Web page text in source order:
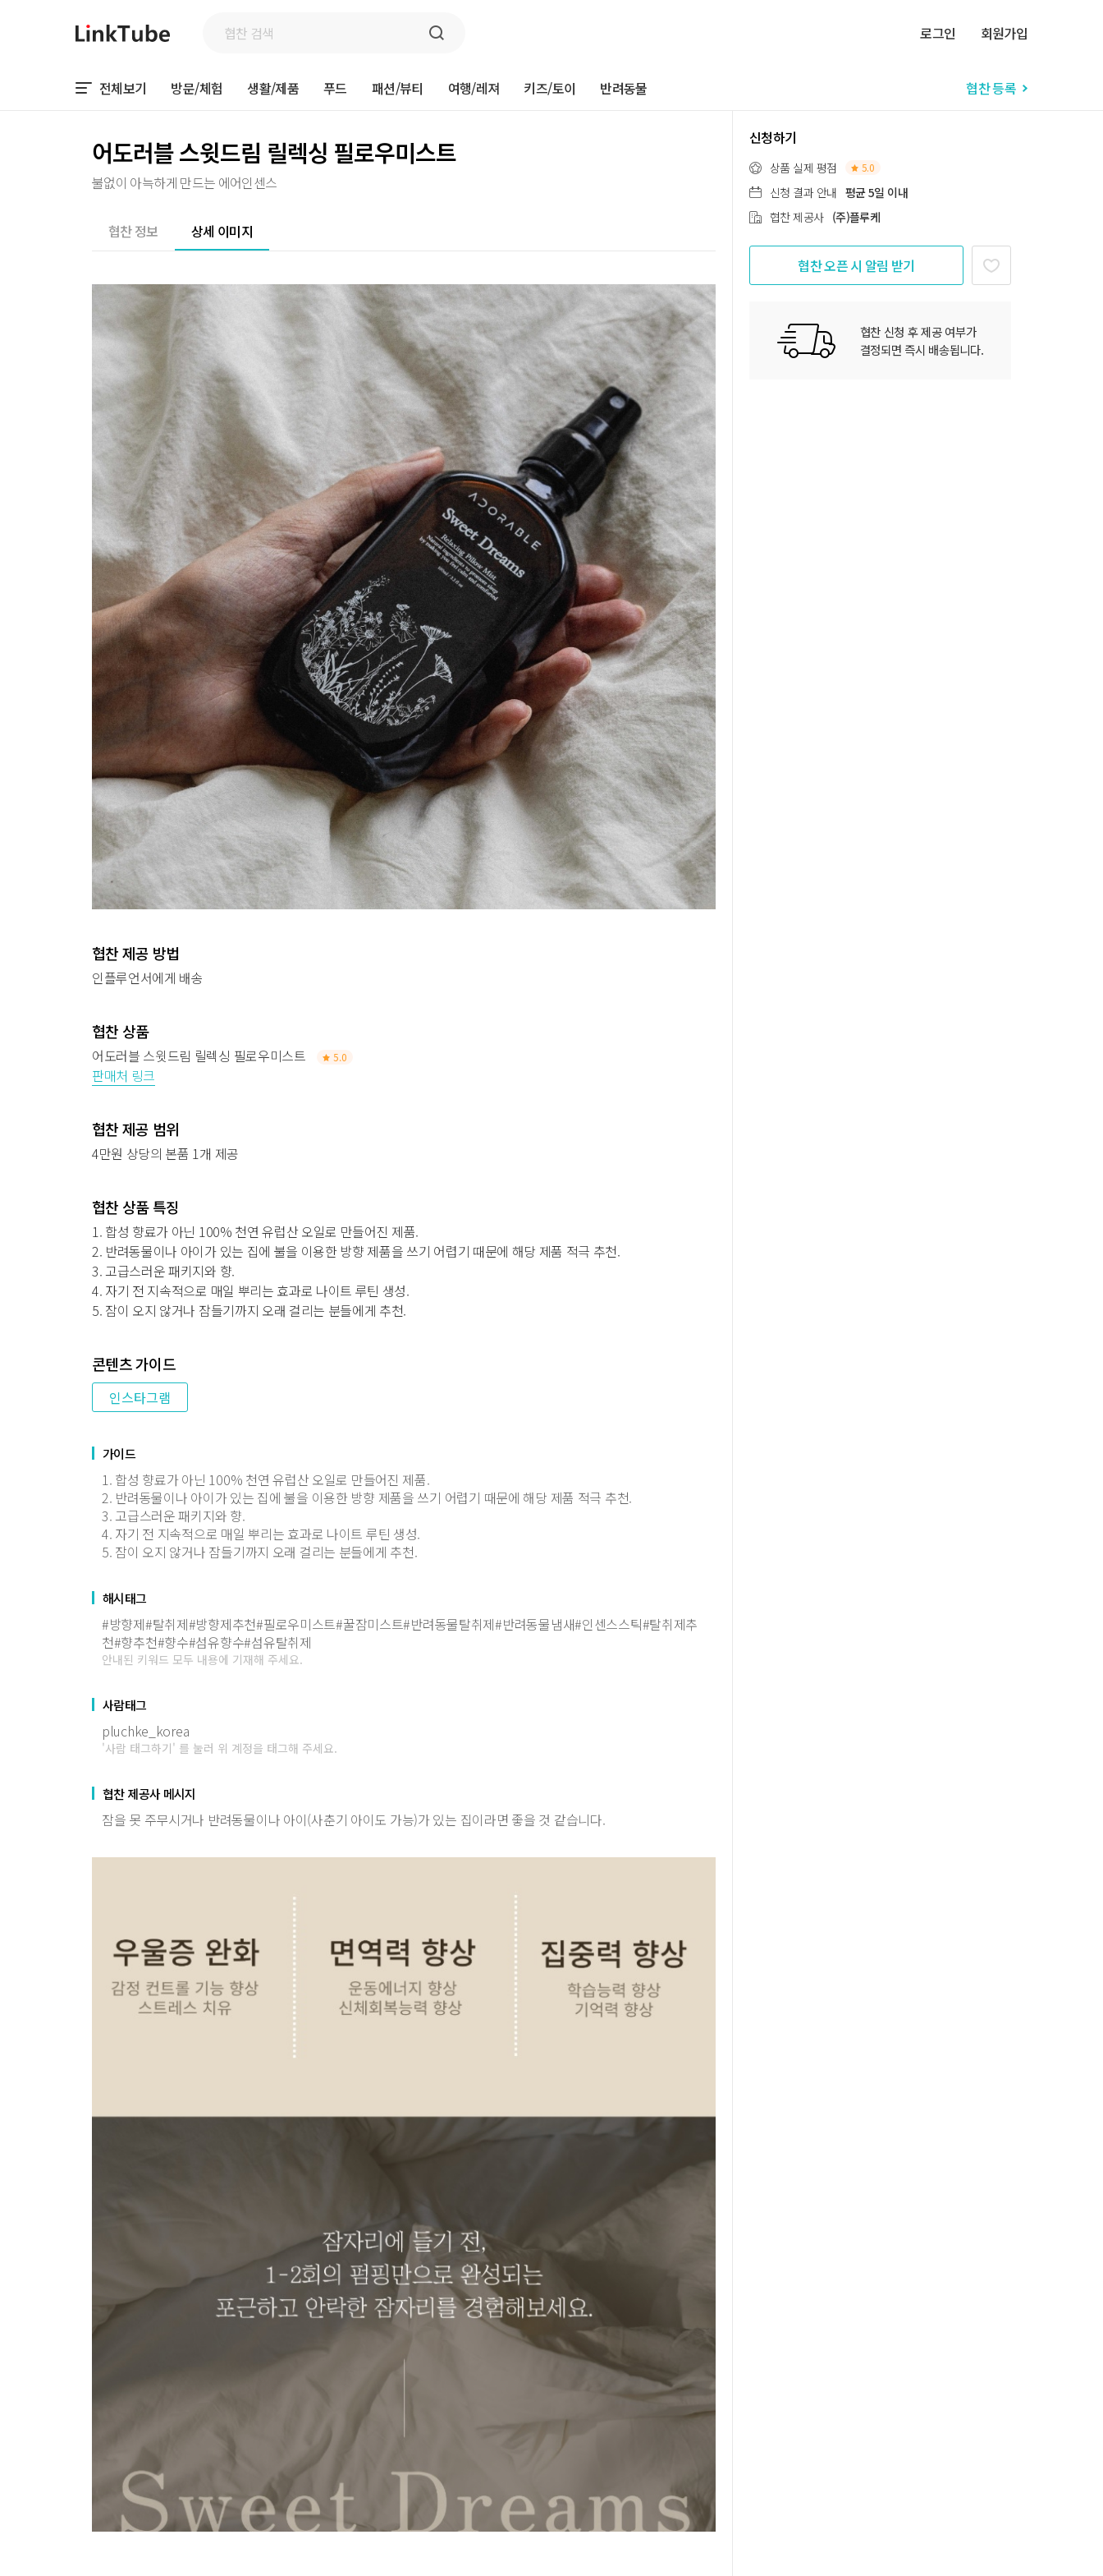
로그인 회원가입
전체보기 방문/체험 생활/제품 푸드 패션/뷰티 여행/레져 키즈/토이 반려동물 협찬 등록
어도러블 스윗드림 릴렉싱 필로우미스트
불없이 아늑하게 만드는 에어인센스
협찬 정보 상세 이미지
협찬 제공 방법
인플루언서에게 배송
협찬 상품
어도러블 스윗드림 릴렉싱 필로우미스트 5.0
판매처 링크
협찬 제공 범위
4만원 상당의 본품 1개 제공
협찬 상품 특징
1. 합성 향료가 아닌 100% 천연 유럽산 오일로 만들어진 제품.
2. 반려동물이나 아이가 있는 집에 불을 이용한 방향 제품을 쓰기 어렵기 때문에 해당 제품 적극 추천.
3. 고급스러운 패키지와 향.
4. 자기 전 지속적으로 매일 뿌리는 효과로 나이트 루틴 생성.
5. 잠이 오지 않거나 잠들기까지 오래 걸리는 분들에게 추천.
콘텐츠 가이드
인스타그램
가이드
1. 합성 향료가 아닌 100% 천연 유럽산 오일로 만들어진 제품.
2. 반려동물이나 아이가 있는 집에 불을 이용한 방향 제품을 쓰기 어렵기 때문에 해당 제품 적극 추천.
3. 고급스러운 패키지와 향.
4. 자기 전 지속적으로 매일 뿌리는 효과로 나이트 루틴 생성.
5. 잠이 오지 않거나 잠들기까지 오래 걸리는 분들에게 추천.
해시태그
#방향제#탈취제#방향제추천#필로우미스트#꿀잠미스트#반려동물탈취제#반려동물냄새#인센스스틱#탈취제추
천#향추천#향수#섬유향수#섬유탈취제
안내된 키워드 모두 내용에 기재해 주세요.
사람태그
pluchke_korea
'사람 태그하기' 를 눌러 위 계정을 태그해 주세요.
협찬 제공사 메시지
잠을 못 주무시거나 반려동물이나 아이(사춘기 아이도 가능)가 있는 집이라면 좋을 것 같습니다.
신청하기
상품 실제 평점 5.0
신청 결과 안내 평균 5일 이내
협찬 제공사 (주)플루케
협찬 오픈 시 알림 받기
협찬 신청 후 제공 여부가
결정되면 즉시 배송됩니다.